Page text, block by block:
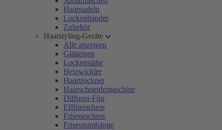
Haarnadeln
Lockenbänder
Zubehör
Haarstyling-Geräte
Alle anzeigen
Glätteisen
Lockenstäbe
Heizwickler
Haartrockner
Haarschneidemaschine
Diffusor-Fön
Effilierschere
Friseurschere
Friseurumhänge